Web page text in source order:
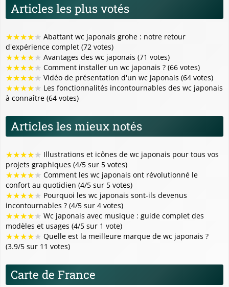
Articles les plus votés
★★★★★ Abattant wc japonais grohe : notre retour
d'expérience complet (72 votes)
★★★★★ Avantages des wc japonais (71 votes)
★★★★★ Comment installer un wc japonais ? (66 votes)
★★★★★ Vidéo de présentation d'un wc japonais (64 votes)
★★★★★ Les fonctionnalités incontournables des wc japonais
à connaître (64 votes)
Articles les mieux notés
★★★★★ Illustrations et icônes de wc japonais pour tous vos
projets graphiques (4/5 sur 5 votes)
★★★★★ Comment les wc japonais ont révolutionné le
confort au quotidien (4/5 sur 5 votes)
★★★★★ Pourquoi les wc japonais sont-ils devenus
incontournables ? (4/5 sur 4 votes)
★★★★★ Wc japonais avec musique : guide complet des
modèles et usages (4/5 sur 1 vote)
★★★★★ Quelle est la meilleure marque de wc japonais ?
(3.9/5 sur 11 votes)
Carte de France